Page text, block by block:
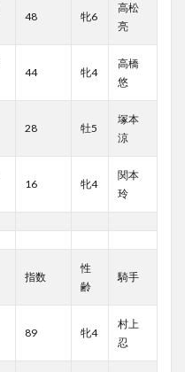
48 牝6
高松
亮
44 牝4
高橋
悠
28 牡5
塚本
涼
16 牝4
関本
玲
指数
性
齢
騎手
89 牝4
村上
忍